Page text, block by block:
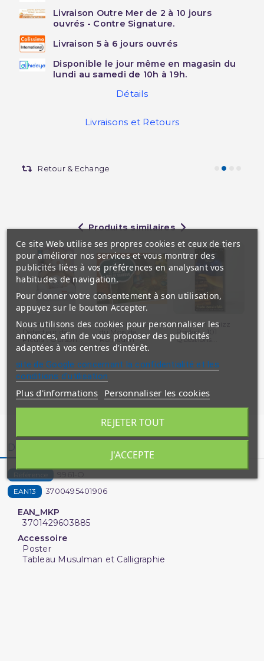
Livraison Outre Mer de 2 à 10 jours
ouvrés - Contre Signature.
Livraison 5 à 6 jours ouvrés
Disponible le jour même en magasin du
lundi au samedi de 10h à 19h.
Détails
Livraisons et Retours
Retour & Echange
Produits similaires
Nounours
Détecteur de
Pleurs : Ourson...
Puzzle Le Jeune
du Mois de
Ramadan -...
Mouslim Quizz
Pocket : 101
Questions...
Détails du produit
Référence
EAN13 3700495401906
EAN_MKP
3701429603885
Accessoire
Poster
Tableau Musulman et Calligraphie
Ce site Web utilise ses propres cookies et ceux de tiers
pour améliorer nos services et vous montrer des
publicités liées à vos préférences en analysant vos
habitudes de navigation.
Pour donner votre consentement à son utilisation,
appuyez sur le bouton Accepter.
Nous utilisons des cookies pour personnaliser les
annonces, afin de vous proposer des publicités
adaptées à vos centres d'intérêt.
site de Google concernant la confidentialité et les
conditions d'utilisation
Plus d'informations Personnaliser les cookies
REJETER TOUT
J'ACCEPTE